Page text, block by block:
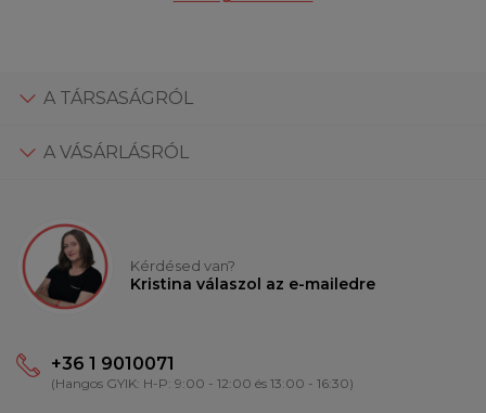
A TÁRSASÁGRÓL
A VÁSÁRLÁSRÓL
Kérdésed van?
Kristina válaszol az e-mailedre
+36 1 9010071
(Hangos GYIK: H-P: 9:00 - 12:00 és 13:00 - 16:30)